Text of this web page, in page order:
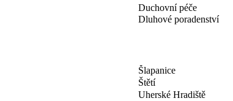
Duchovní péče
Dluhové poradenství
Šlapanice
Štětí
Uherské Hradiště